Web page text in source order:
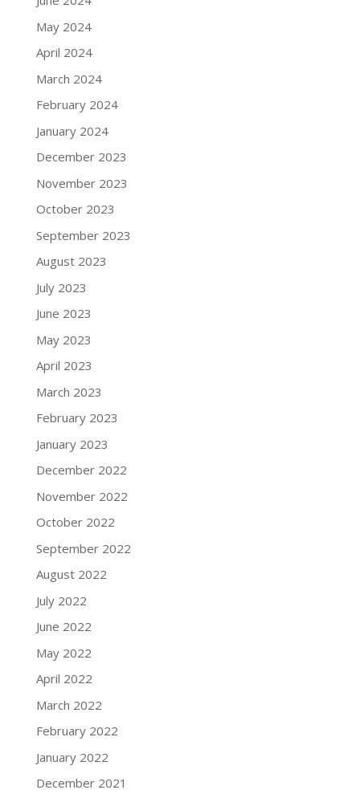
May 2024
April 2024
March 2024
February 2024
January 2024
December 2023
November 2023
October 2023
September 2023
August 2023
July 2023
June 2023
May 2023
April 2023
March 2023
February 2023
January 2023
December 2022
November 2022
October 2022
September 2022
August 2022
July 2022
June 2022
May 2022
April 2022
March 2022
February 2022
January 2022
December 2021